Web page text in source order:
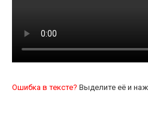
Ошибка в тексте? Выделите её и